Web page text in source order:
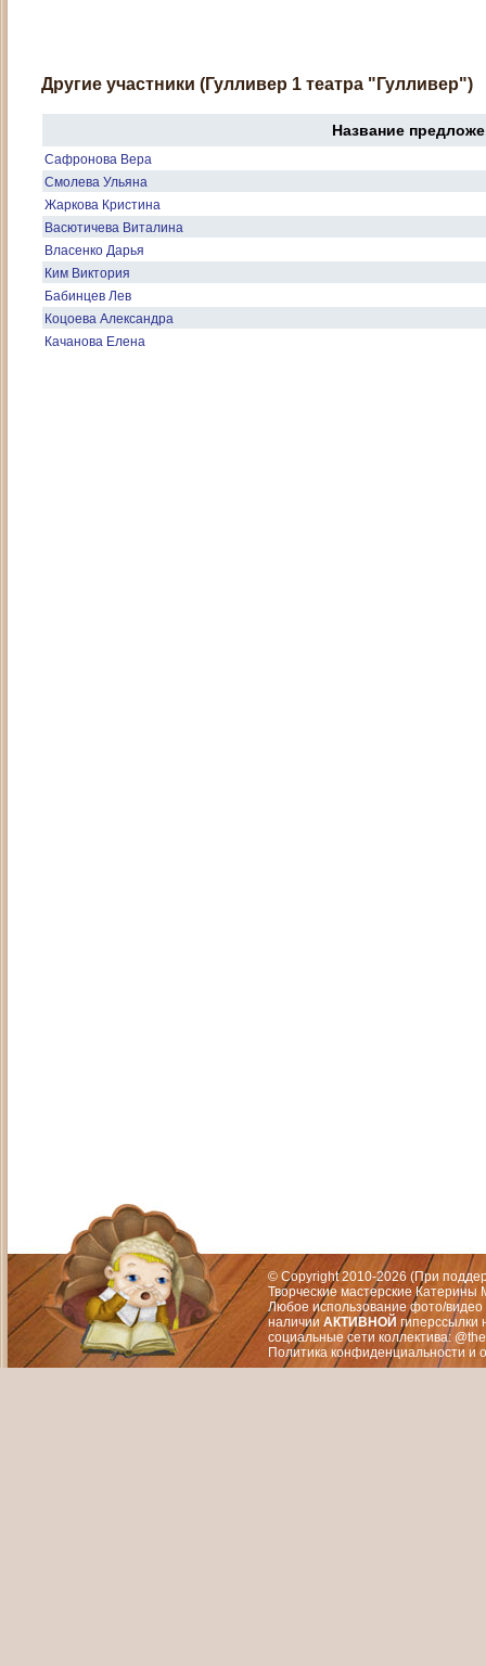
Другие участники (Гулливер 1 театра "Гулливер")
Название
Сафронова Вера
Смолева Ульяна
Жаркова Кристина
Васютичева Виталина
Власенко Дарья
Ким Виктория
Бабинцев Лев
Коцоева Александра
Качанова Елена
© Copyright 2010-2026 (При
Творческие мастерские
Любое использование фото/видео
наличии АКТИВНОЙ гиперссылки
социальные сети коллектива:
Политика конфиденциальности и